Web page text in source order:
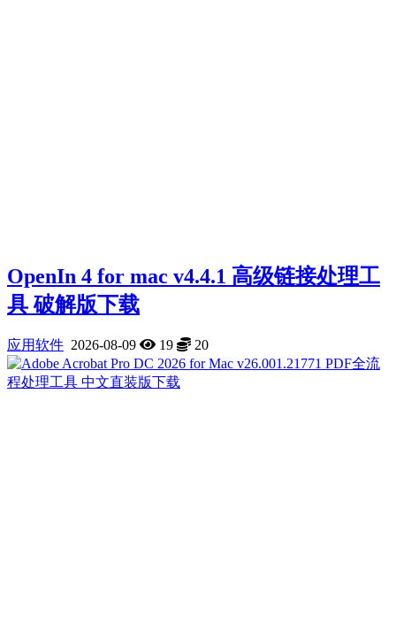
OpenIn 4 for mac v4.4.1 高级链接处理工
具 破解版下载
应用软件 2026-08-09 19 20